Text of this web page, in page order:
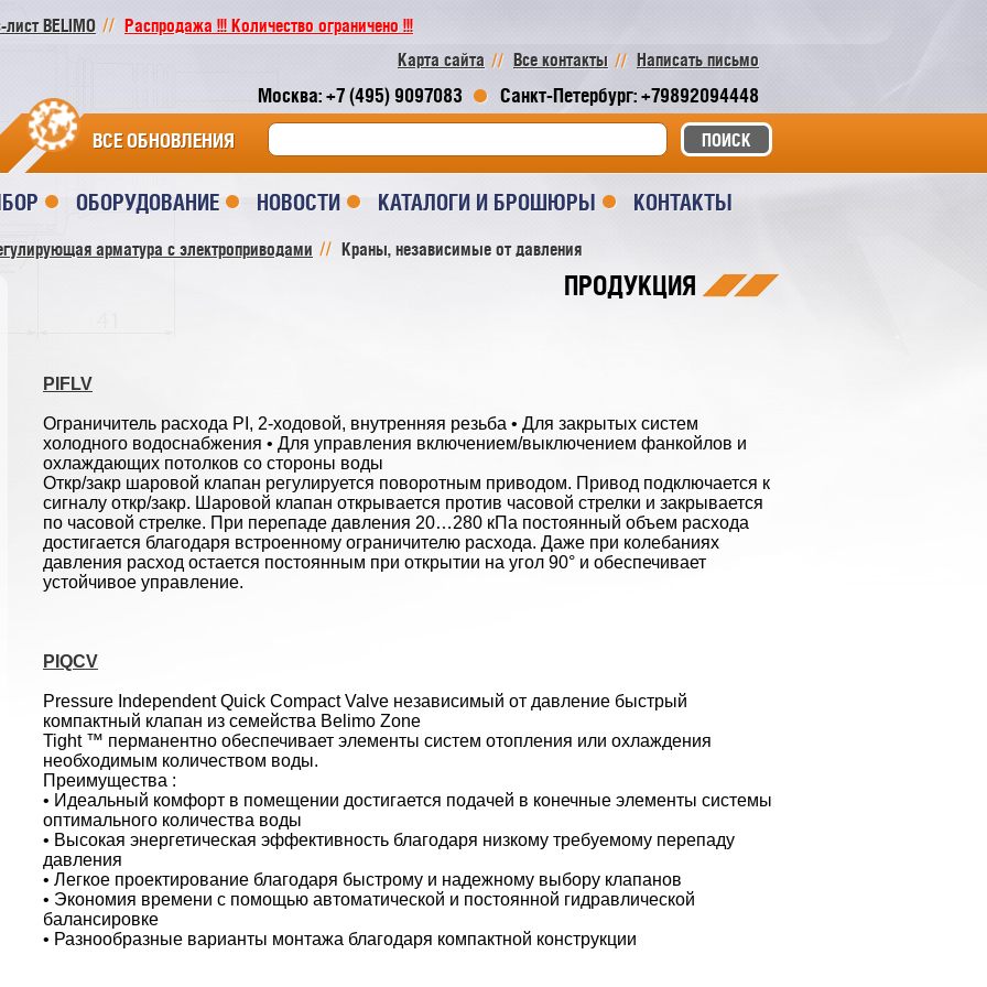
BELIMO
Распродажа !!! Количество ограничено !!!
Карта сайта
Все контакты Написать письмо
Москва: +7 (495) 9097083
Санкт-Петербург: +79892094448
ВСЕ ОБНОВЛЕНИЯ
ОБОРУДОВАНИЕ НОВОСТИ КАТАЛОГИ И БРОШЮРЫ КОНТАКТЫ
арматура с электроприводами Краны, независимые от давления
ПРОДУКЦИЯ
PIFLV
Ограничитель расхода PI, 2-ходовой, внутренняя резьба • Для закрытых систем
холодного водоснабжения • Для управления включением/выключением фанкойлов и
охлаждающих потолков со стороны воды
Откр/закр шаровой клапан регулируется поворотным приводом. Привод подключается к
сигналу откр/закр. Шаровой клапан открывается против часовой стрелки и закрывается
по часовой стрелке. При перепаде давления 20…280 кПа постоянный объем расхода
достигается благодаря встроенному ограничителю расхода. Даже при колебаниях
давления расход остается постоянным при открытии на угол 90° и обеспечивает
устойчивое управление.
PIQCV
Pressure Independent Quick Compact Valve независимый от давление быстрый
компактный клапан из семейства Belimo Zone
Tight ™ перманентно обеспечивает элементы систем отопления или охлаждения
необходимым количеством воды.
Преимущества :
• Идеальный комфорт в помещении достигается подачей в конечные элементы системы
оптимального количества воды
• Высокая энергетическая эффективность благодаря низкому требуемому перепаду
давления
• Легкое проектирование благодаря быстрому и надежному выбору клапанов
• Экономия времени с помощью автоматической и постоянной гидравлической
балансировке
• Разнообразные варианты монтажа благодаря компактной конструкции